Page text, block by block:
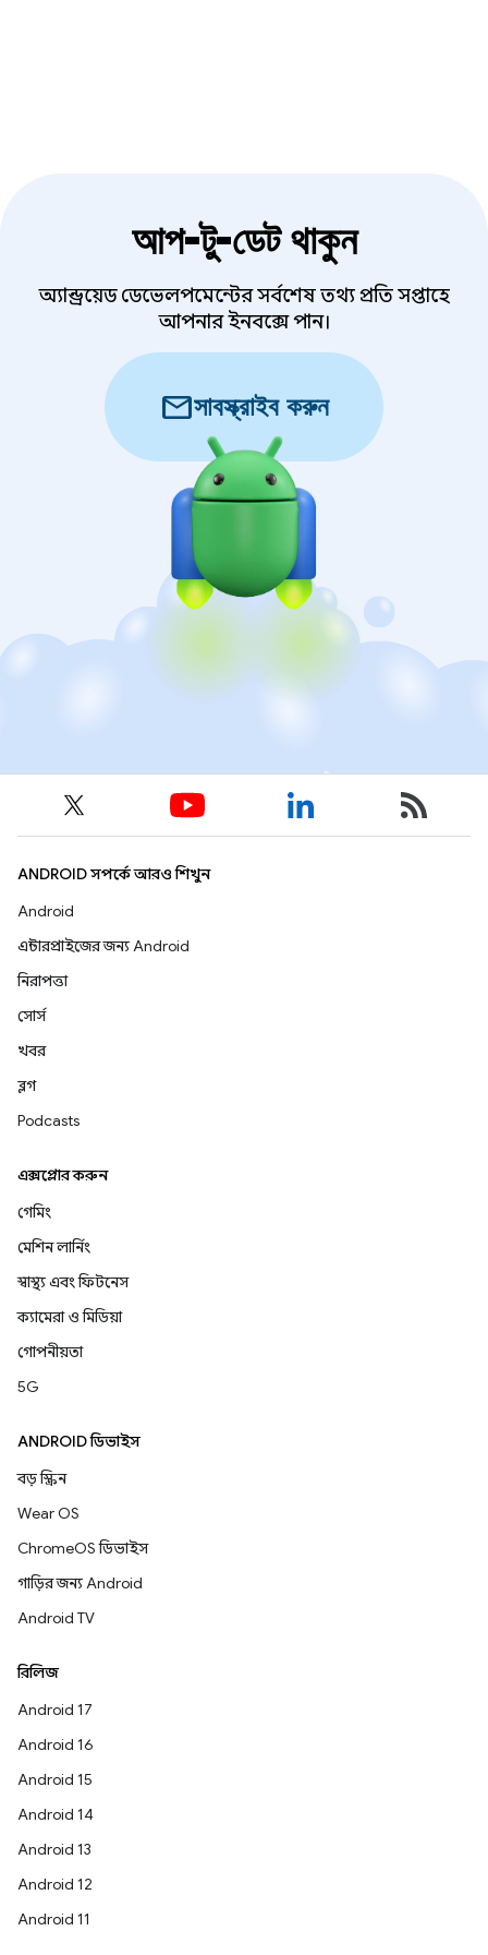
আপ-টু-ডেট থাকুন
অ্যান্ড্রয়েড ডেভেলপমেন্টের সর্বশেষ তথ্য প্রতি সপ্তাহে
আপনার ইনবক্সে পান।
mailসাবস্ক্রাইব করুন
ANDROID সম্পর্কে আরও শিখুন
Android
এন্টারপ্রাইজের জন্য Android
নিরাপত্তা
সোর্স
খবর
ব্লগ
Podcasts
এক্সপ্লোর করুন
গেমিং
মেশিন লার্নিং
স্বাস্থ্য এবং ফিটনেস
ক্যামেরা ও মিডিয়া
গোপনীয়তা
5G
ANDROID ডিভাইস
বড় স্ক্রিন
Wear OS
ChromeOS ডিভাইস
গাড়ির জন্য Android
Android TV
রিলিজ
Android 17
Android 16
Android 15
Android 14
Android 13
Android 12
Android 11